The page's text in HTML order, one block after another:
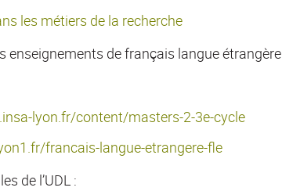
les métiers de la recherche
de français langue
lyon.fr/content/masters-2-3e-cycle
francais-langue-etrangere-fle
de l’UDL :